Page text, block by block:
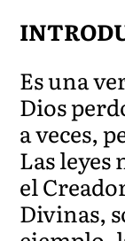
Es una
Dios
a veces,
Las
el
Divinas,